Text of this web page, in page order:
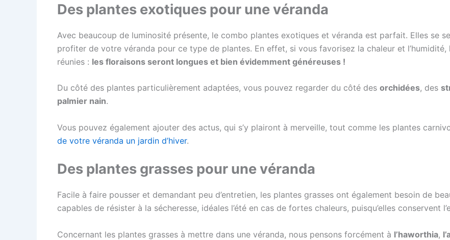
Des plantes exotiques pour une véranda
Avec beaucoup de luminosité présente, le combo plantes exotiques et véranda est parfait. Elles se
profiter de votre véranda pour ce type de plantes. En effet, si vous favorisez la chaleur et
réunies : les floraisons seront longues et bien évidemment généreuses !
Du côté des plantes particulièrement adaptées, vous pouvez regarder du côté des orchidées, des
palmier nain.
Vous pouvez également ajouter des actus, qui s’y plairont à merveille, tout comme les plantes
de votre véranda un jardin d’hiver.
Des plantes grasses pour une véranda
Facile à faire pousser et demandant peu d’entretien, les plantes grasses ont également besoin de
capables de résister à la sécheresse, idéales l’été en cas de fortes chaleurs, puisqu’elles conservent
Concernant les plantes grasses à mettre dans une véranda, nous pensons forcément à l’haworthia,